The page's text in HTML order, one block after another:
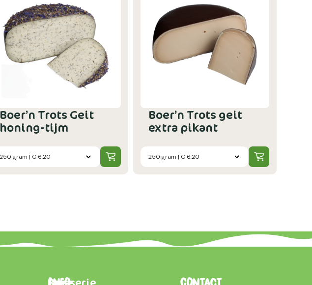
Boer’n Trots Geit
honing-tijm
Boer’n Trots geit
extra pikant